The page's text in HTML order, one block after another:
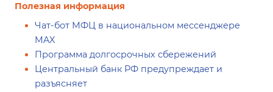
Полезная информация
Чат-бот МФЦ в национальном мессенджере
MAX
Программа долгосрочных сбережений
Центральный банк РФ предупреждает и
разъясняет